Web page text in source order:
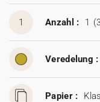
Aufkleber
1 Anzahl : 1
Veredelung :
Papier :